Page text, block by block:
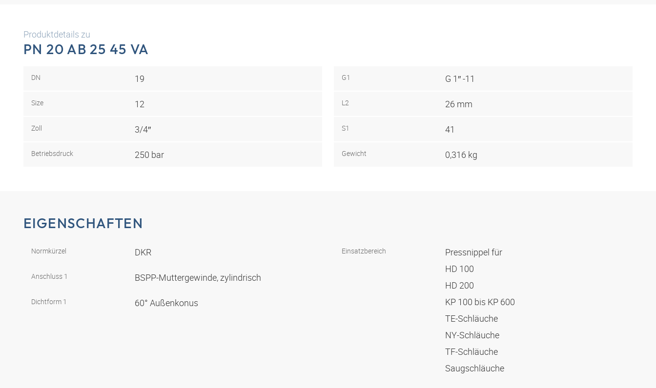
Produktdetails zu
PN 20 AB 25 45 VA
DN 19
Size 12
Zoll 3/4″
Betriebsdruck 250 bar
G1 G 1″ -11
L2 26 mm
S1 41
Gewicht 0,316 kg
EIGENSCHAFTEN
Normkürzel DKR
Anschluss 1 BSPP-Muttergewinde, zylindrisch
Dichtform 1 60° Außenkonus
Einsatzbereich
Pressnippel für
HD 100
HD 200
KP 100 bis KP 600
TE-Schläuche
NY-Schläuche
TF-Schläuche
Saugschläuche